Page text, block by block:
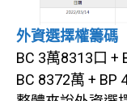
外資選擇權籌碼
BC 3萬8313口 +
BC 8372萬 + BP